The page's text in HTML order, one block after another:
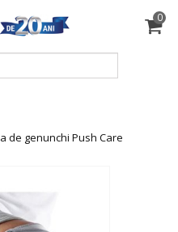
0
de genunchi Push Care